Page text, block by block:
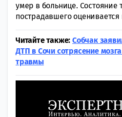
умер в больнице. Состояние
пострадавшего
Читайте также:Собчак
ДТП в Сочи сотрясение
травмы